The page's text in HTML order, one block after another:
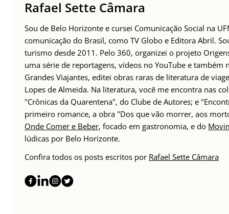
Rafael Sette Câmara
Sou de Belo Horizonte e cursei Comunicação Social na
comunicação do Brasil, como TV Globo e Editora Abril.
turismo desde 2011. Pelo 360, organizei o projeto
uma série de reportagens, vídeos no YouTube e
Grandes Viajantes, editei obras raras de literatura de
Lopes de Almeida. Na literatura, você me encontra nas
"Crônicas da Quarentena", do Clube de Autores; e
primeiro romance, a obra "Dos que vão morrer, aos
Onde Comer e Beber, focado em gastronomia, e do
lúdicas por Belo Horizonte.
Confira todos os posts escritos por Rafael Sette Câmara